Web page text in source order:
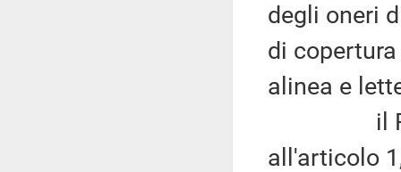
degli oneri
di
alinea e
il Fondo
all'articolo